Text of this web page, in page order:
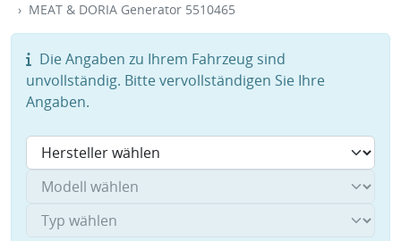
MEAT & DORIA Generator 5510465
Die Angaben zu Ihrem Fahrzeug sind
unvollständig. Bitte vervollständigen Sie Ihre
Angaben.